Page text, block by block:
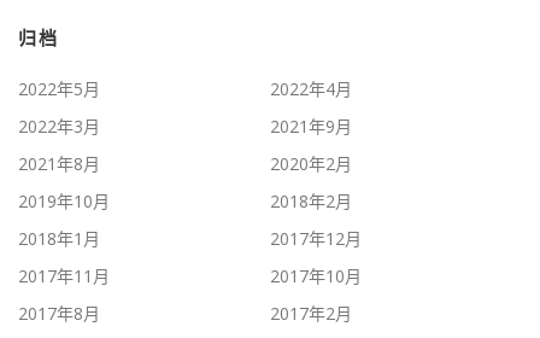
归档
2022年5月
2022年4月
2022年3月
2021年9月
2021年8月
2020年2月
2019年10月
2018年2月
2018年1月
2017年12月
2017年11月
2017年10月
2017年8月
2017年2月